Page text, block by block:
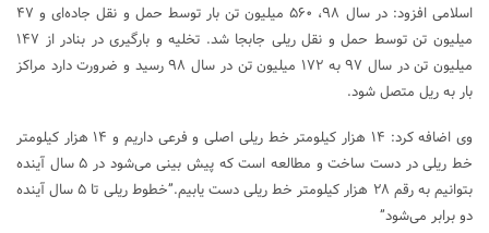
اسلامی افزود: در سال ۹۸، ۵۶۰ میلیون تن بار توسط حمل و نقل جاده‌ای و ۴۷
میلیون تن توسط حمل و نقل ریلی جابجا شد. تخلیه و بارگیری در بنادر از ۱۴۷
میلیون تن در سال ۹۷ به ۱۷۲ میلیون تن در سال ۹۸ رسید و ضرورت دارد مراکز
بار به ریل متصل شود.
وی اضافه کرد: ۱۴ هزار کیلومتر خط ریلی اصلی و فرعی داریم و ۱۴ هزار کیلومتر
خط ریلی در دست ساخت و مطالعه است که پیش بینی می‌شود در ۵ سال آینده
بتوانیم به رقم ۲۸ هزار کیلومتر خط ریلی دست یابیم.”خطوط ریلی تا ۵ سال آینده
دو برابر می‌شود”